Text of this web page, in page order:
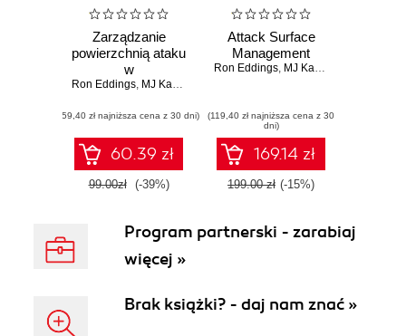
Zarządzanie
powierzchnią ataku
w
cyberbezpieczeństwie.
ochrony zasobów
cyfrowych
Ron Eddings, MJ Kaufmann
(59,40 zł najniższa cena z 30 dni)
60.39 zł
99.00zł (-39%)
Attack Surface
Management
Ron Eddings, MJ Kaufmann
(119,40 zł najniższa cena z 30
dni)
169.14 zł
199.00 zł (-15%)
Program partnerski - zarabiaj
więcej »
Brak książki? - daj nam znać »